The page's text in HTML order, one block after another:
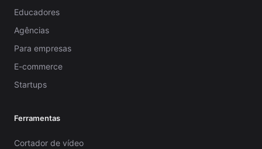
Educadores
Agências
Para empresas
E-commerce
Startups
Ferramentas
Cortador de vídeo